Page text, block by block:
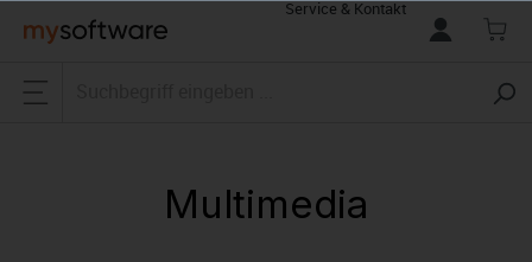
springen
Service & Kontakt
Multimedia